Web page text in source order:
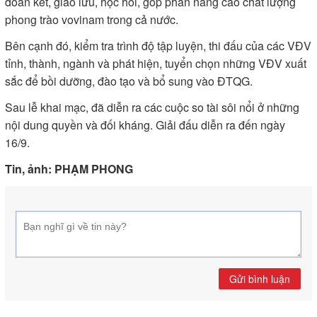
phong trào vovinam trong cả nước.
Bên cạnh đó, kiểm tra trình độ tập luyện, thi đấu của các VĐV
tỉnh, thành, ngành và phát hiện, tuyển chọn những VĐV xuất
sắc để bồi dưỡng, đào tạo và bổ sung vào ĐTQG.
Sau lễ khai mạc, đã diễn ra các cuộc so tài sôi nổi ở những
nội dung quyền và đối kháng. Giải đấu diễn ra đến ngày
16/9.
Tin, ảnh: PHẠM PHONG
Gửi bình luận